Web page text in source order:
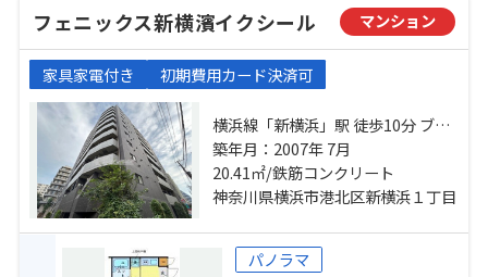
フェニックス新横濱イクシール マンション
家具家電付き 初期費用カード決済可
横浜線「新横浜」駅 徒歩10分 ブル
ーライン「岸根公園」駅 徒歩18分
横浜線「小机」駅 徒歩16分
築年月：2007年 7月
20.41㎡/鉄筋コンクリート
神奈川県横浜市港北区新横浜１丁目
パノラマ